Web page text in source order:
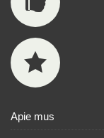
Apie mus